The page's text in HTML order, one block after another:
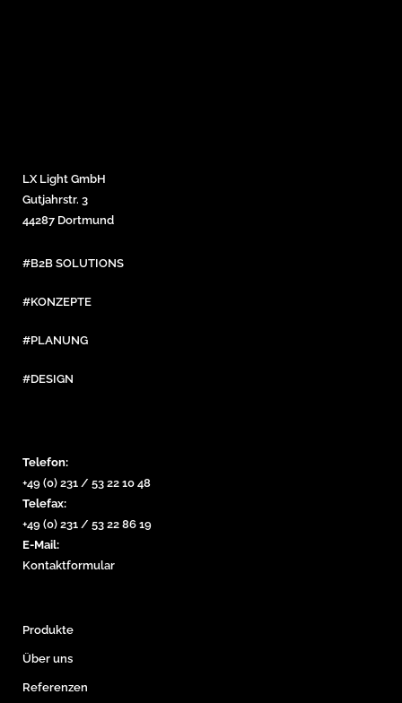
LX Light GmbH
Gutjahrstr. 3
44287 Dortmund
#B2B SOLUTIONS
#KONZEPTE
#PLANUNG
#DESIGN
Telefon:
+49 (0) 231 / 53 22 10 48
Telefax:
+49 (0) 231 / 53 22 86 19
E-Mail:
Kontaktformular
Produkte
Über uns
Referenzen